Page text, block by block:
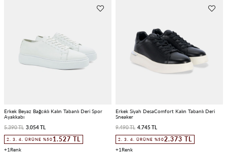
Erkek Beyaz Bağcıklı Kalın Tabanlı Deri Spor
Ayakkabı
3.054 TL
5.390 TL
2. 3. 4. ÜRÜNE %50 1.527 TL
1
Erkek Siyah DesaComfort Kalın Tabanlı Deri
Sneaker
4.745 TL
9.490 TL
2. 3. 4. ÜRÜNE %502.373 TL
1